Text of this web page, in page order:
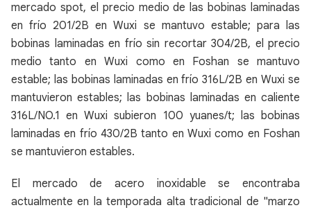
mercado spot, el precio medio de las bobinas laminadas
en frío 201/2B en Wuxi se mantuvo estable; para las
bobinas laminadas en frío sin recortar 304/2B, el precio
medio tanto en Wuxi como en Foshan se mantuvo
estable; las bobinas laminadas en frío 316L/2B en Wuxi se
mantuvieron estables; las bobinas laminadas en caliente
316L/NO.1 en Wuxi subieron 100 yuanes/t; las bobinas
laminadas en frío 430/2B tanto en Wuxi como en Foshan
se mantuvieron estables.
El mercado de acero inoxidable se encontraba
actualmente en la temporada alta tradicional de "marzo